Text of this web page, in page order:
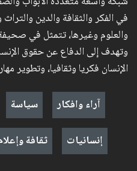
في الفكر والثقافة والدين
والعلوم وغيرها، تتمثل في
وتهدف إلى الدفاع عن حقوق
الإنسان فكريا وثقافيا، وتطوير
آراء وافكار
سياسة
إنسانيات
ثقافة